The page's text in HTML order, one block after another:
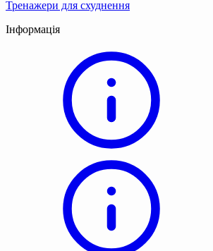
Тренажери для схуднення
Інформація